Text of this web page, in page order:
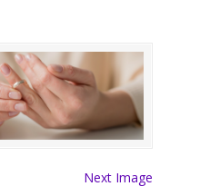
Next Image